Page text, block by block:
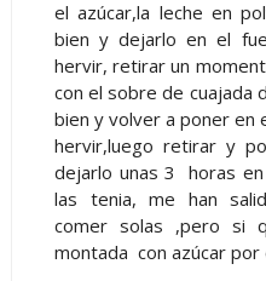
el azúcar,la leche en
bien y dejarlo en el
hervir, retirar un
con el sobre de cuajada
bien y volver a poner en
hervir,luego retirar y
dejarlo unas 3 horas
las tenia, me han
comer solas ,pero si
montada con azúcar por